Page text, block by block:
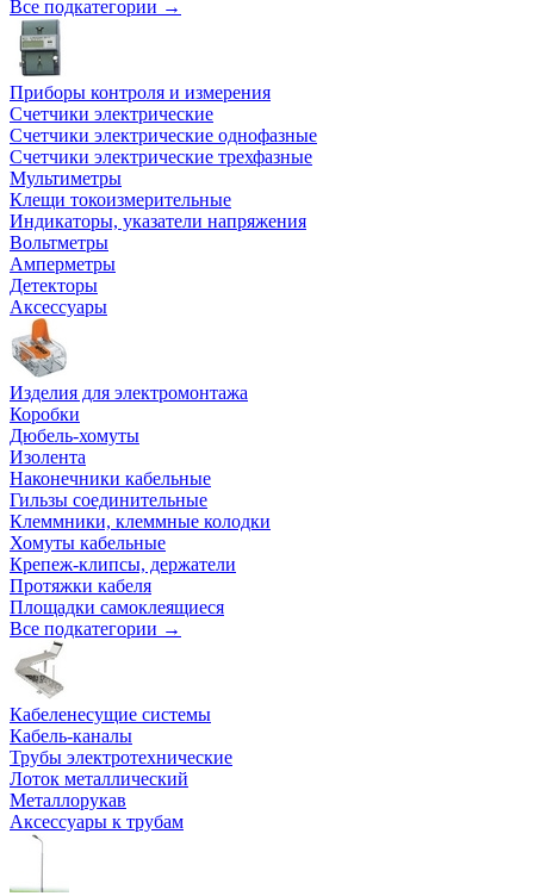
Все подкатегории →
Приборы контроля и измерения
Счетчики электрические
Счетчики электрические однофазные
Счетчики электрические трехфазные
Мультиметры
Клещи токоизмерительные
Индикаторы, указатели напряжения
Вольтметры
Амперметры
Детекторы
Аксессуары
Изделия для электромонтажа
Коробки
Дюбель-хомуты
Изолента
Наконечники кабельные
Гильзы соединительные
Клеммники, клеммные колодки
Хомуты кабельные
Крепеж-клипсы, держатели
Протяжки кабеля
Площадки самоклеящиеся
Все подкатегории →
Кабеленесущие системы
Кабель-каналы
Трубы электротехнические
Лоток металлический
Металлорукав
Аксессуары к трубам